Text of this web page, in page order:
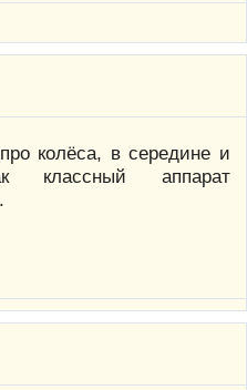
колёса, в середине и
аппарат
.